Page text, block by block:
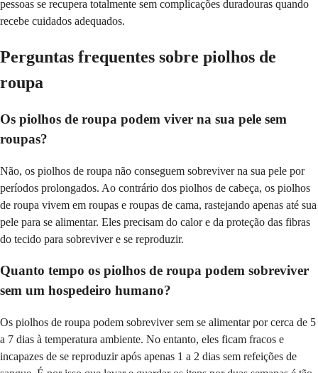
pessoas se recupera totalmente sem complicações duradouras quando
recebe cuidados adequados.
Perguntas frequentes sobre piolhos de
roupa
Os piolhos de roupa podem viver na sua pele sem
roupas?
Não, os piolhos de roupa não conseguem sobreviver na sua pele por
períodos prolongados. Ao contrário dos piolhos de cabeça, os piolhos
de roupa vivem em roupas e roupas de cama, rastejando apenas até sua
pele para se alimentar. Eles precisam do calor e da proteção das fibras
do tecido para sobreviver e se reproduzir.
Quanto tempo os piolhos de roupa podem sobreviver
sem um hospedeiro humano?
Os piolhos de roupa podem sobreviver sem se alimentar por cerca de 5
a 7 dias à temperatura ambiente. No entanto, eles ficam fracos e
incapazes de se reproduzir após apenas 1 a 2 dias sem refeições de